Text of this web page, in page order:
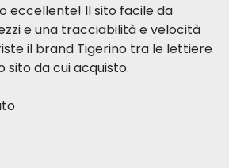
eccellente! Il sito facile da
e una tracciabilità e velocità
il brand Tigerino tra le lettiere
sito da cui acquisto.